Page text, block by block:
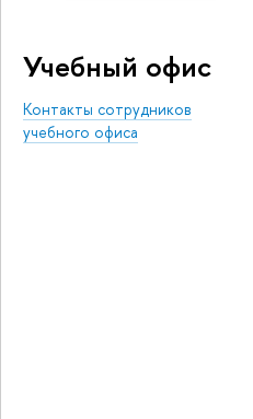
Учебный офис
Контакты сотрудников
учебного офиса